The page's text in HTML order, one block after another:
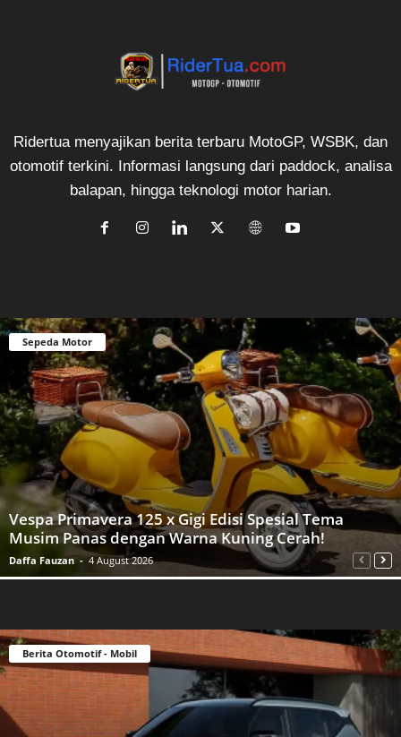
Ridertua menyajikan berita terbaru MotoGP, WSBK, dan
otomotif terkini. Informasi langsung dari paddock, analisa
balapan, hingga teknologi motor harian.
Sepeda Motor
Vespa Primavera 125 x Gigi Edisi Spesial Tema
Musim Panas dengan Warna Kuning Cerah!
Daffa Fauzan - 4 August 2026
Berita Otomotif - Mobil